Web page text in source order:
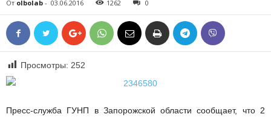
От olbolab - 03.06.2016 1262 0
Просмотры: 252
Пресс-служба ГУНП в Запорожской области сообщает, что 2